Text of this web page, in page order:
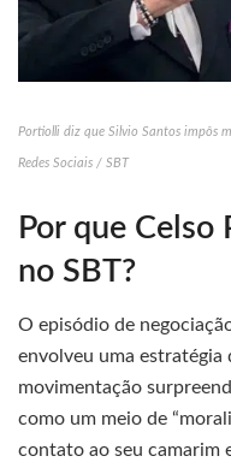
Portiolli diz que Silvio Santos impôs
Redes Sociais / SBT
Por que
no SBT?
O episódio de
envolveu uma estratégia
movimentação
como um meio de
contato ao seu camarim